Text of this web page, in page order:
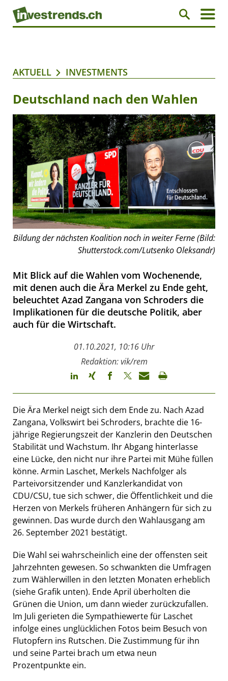
AKTUELL INVESTMENTS
Deutschland nach den Wahlen
Bildung der nächsten Koalition noch in weiter Ferne (Bild:
Shutterstock.com/Lutsenko Oleksandr)
Mit Blick auf die Wahlen vom Wochenende,
mit denen auch die Ära Merkel zu Ende geht,
beleuchtet Azad Zangana von Schroders die
Implikationen für die deutsche Politik, aber
auch für die Wirtschaft.
01.10.2021, 10:16 Uhr
Redaktion: vik/rem
Die Ära Merkel neigt sich dem Ende zu. Nach Azad
Zangana, Volkswirt bei Schroders, brachte die 16-
jährige Regierungszeit der Kanzlerin den Deutschen
Stabilität und Wachstum. Ihr Abgang hinterlasse
eine Lücke, den nicht nur ihre Partei mit Mühe füllen
könne. Armin Laschet, Merkels Nachfolger als
Parteivorsitzender und Kanzlerkandidat von
CDU/CSU, tue sich schwer, die Öffentlichkeit und die
Herzen von Merkels früheren Anhängern für sich zu
gewinnen. Das wurde durch den Wahlausgang am
26. September 2021 bestätigt.
Die Wahl sei wahrscheinlich eine der offensten seit
Jahrzehnten gewesen. So schwankten die Umfragen
zum Wählerwillen in den letzten Monaten erheblich
(siehe Grafik unten). Ende April überholten die
Grünen die Union, um dann wieder zurückzufallen.
Im Juli gerieten die Sympathiewerte für Laschet
infolge eines unglücklichen Fotos beim Besuch von
Flutopfern ins Rutschen. Die Zustimmung für ihn
und seine Partei brach um etwa neun
Prozentpunkte ein.